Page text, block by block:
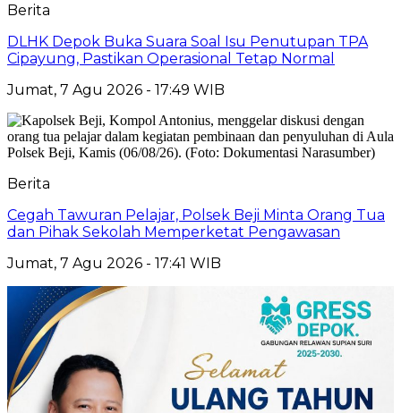
Berita
DLHK Depok Buka Suara Soal Isu Penutupan TPA
Cipayung, Pastikan Operasional Tetap Normal
Jumat, 7 Agu 2026 - 17:49 WIB
Berita
Cegah Tawuran Pelajar, Polsek Beji Minta Orang Tua
dan Pihak Sekolah Memperketat Pengawasan
Jumat, 7 Agu 2026 - 17:41 WIB